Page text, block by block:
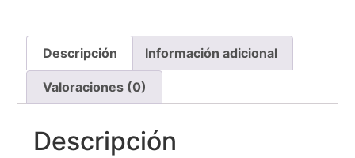
Descripción Información adicional
Valoraciones (0)
Descripción